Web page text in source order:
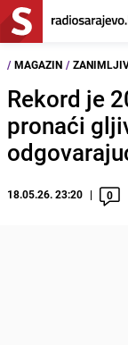
/ MAGAZIN /
Rekord je
pronaći
18.05.26. 23:20 0